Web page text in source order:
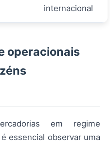
internacional
operacionais
em regime
essencial observar uma